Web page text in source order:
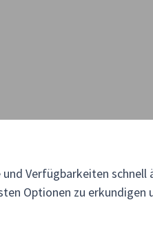
Verfügbarkeiten schnell
Optionen zu erkundigen